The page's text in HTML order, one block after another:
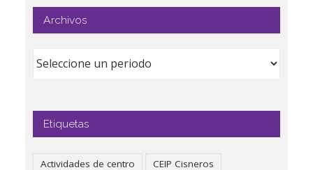
Archivos
Etiquetas
Actividades de centro
CEIP Cisneros